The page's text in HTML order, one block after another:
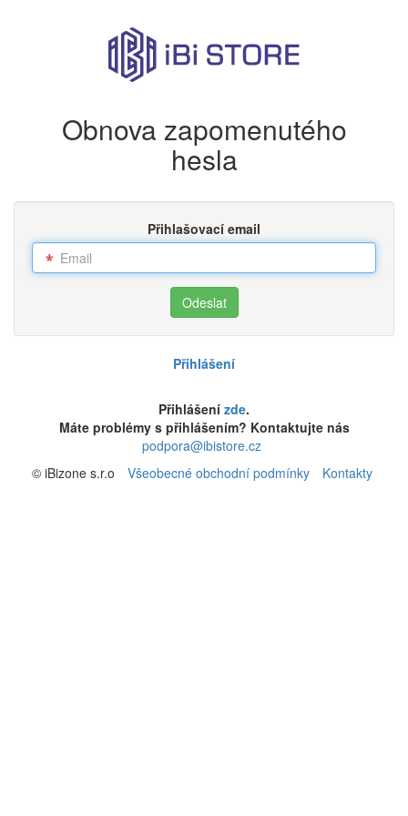
Obnova zapomenutého
hesla
Přihlašovací email
Přihlášení
Přihlášení zde.
Máte problémy s přihlášením? Kontaktujte nás
podpora@ibistore.cz
© iBizone s.r.o
Všeobecné obchodní podmínky Kontakty